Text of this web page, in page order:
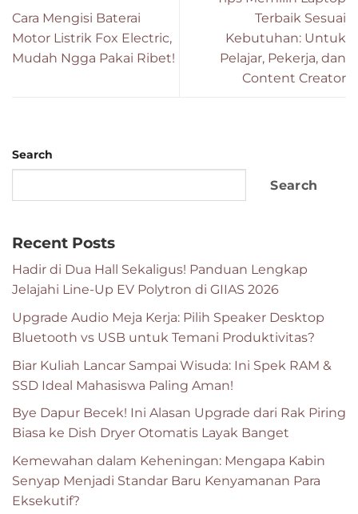
Cara Mengisi Baterai
Motor Listrik Fox Electric,
Mudah Ngga Pakai Ribet!
Terbaik Sesuai
Kebutuhan: Untuk
Pelajar, Pekerja, dan
Content Creator
Search
Search
Recent Posts
Hadir di Dua Hall Sekaligus! Panduan Lengkap
Jelajahi Line-Up EV Polytron di GIIAS 2026
Upgrade Audio Meja Kerja: Pilih Speaker Desktop
Bluetooth vs USB untuk Temani Produktivitas?
Biar Kuliah Lancar Sampai Wisuda: Ini Spek RAM &
SSD Ideal Mahasiswa Paling Aman!
Bye Dapur Becek! Ini Alasan Upgrade dari Rak Piring
Biasa ke Dish Dryer Otomatis Layak Banget
Kemewahan dalam Keheningan: Mengapa Kabin
Senyap Menjadi Standar Baru Kenyamanan Para
Eksekutif?